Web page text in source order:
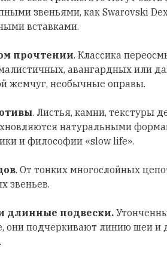
звеньями, как Swarovski
вставками.
прочтении. Классика
авангардных или
жемчуг, необычные оправы.
. Листья, камни, текстуры
натуральными
и философии «slow life».
. От тонких многослойных
звеньев.
длинные подвески.
они подчеркивают линию шеи и